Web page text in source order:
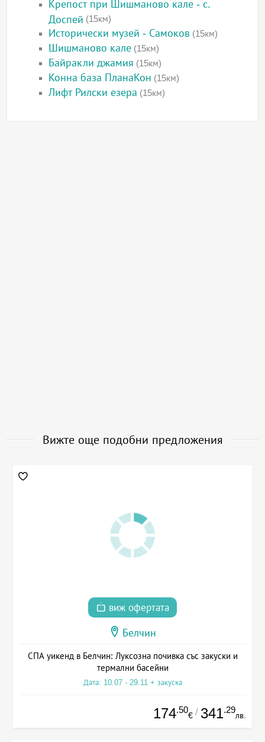
Крепост при Шишманово кале - с.
Доспей (15км)
Исторически музей - Самоков (15км)
Шишманово кале (15км)
Байракли джамия (15км)
Конна база ПланаКон (15км)
Лифт Рилски езера (15км)
Вижте още подобни предложения
виж офертата
Белчин
СПА уикенд в Белчин: Луксозна почивка със закуски и
термални басейни
Дата: 10.07 - 29.11 + закуска
174.50
€ / 341.29
лв.